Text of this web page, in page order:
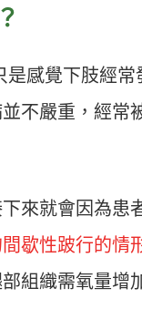
感覺下肢經
並不嚴重，經
來就會因為患
歇性跛行的情
組織需氧量增